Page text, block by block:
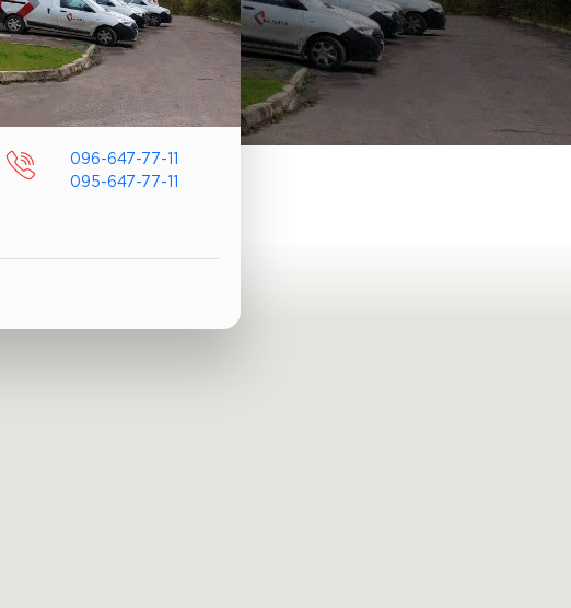
096-647-77-11
095-647-77-11